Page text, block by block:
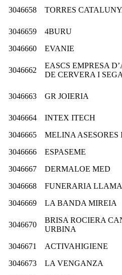
3046658 TORRES
3046659
4BURU
3046660
EVANIE
3046662
EASCS EMPRESA
DE CERVERA I
3046663 GR JOIERIA
3046664
INTEX ITECH
3046665
MELINA
3046666
ESPASEME
3046667
DERMALOE MED
3046668
FUNERARIA
3046669
LA BANDA MIREIA
3046670
BRISA ROCIERA
URBINA
3046671 ACTIVAHIGIENE
3046673
LA VENGANZA